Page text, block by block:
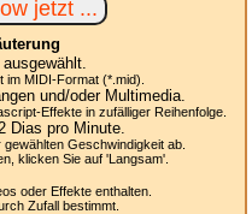
MIDI-Format (*.mid).
und/oder Multimedia.
Effekte in zufälliger Reihenfolge.
Dias pro Minute.
Geschwindigkeit ab.
klicken Sie auf 'Langsam'.
oder Effekte enthalten.
Zufall bestimmt.